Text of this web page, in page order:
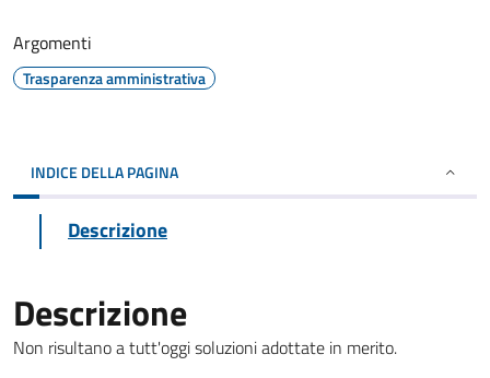
Argomenti
Trasparenza amministrativa
INDICE DELLA PAGINA
Descrizione
Descrizione
Non risultano a tutt'oggi soluzioni adottate in merito.